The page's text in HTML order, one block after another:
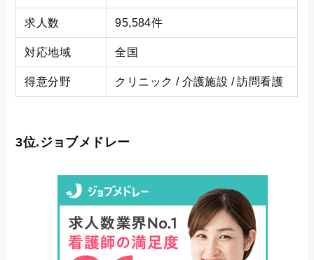
求人数 95,584件
対応地域 全国
得意分野 クリニック / 介護施設 / 訪問看護
3位.ジョブメドレー